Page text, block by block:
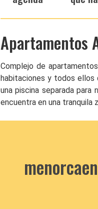
Apartamentos
Complejo de
habitaciones y todos ellos
una piscina separada para
encuentra en una tranquila